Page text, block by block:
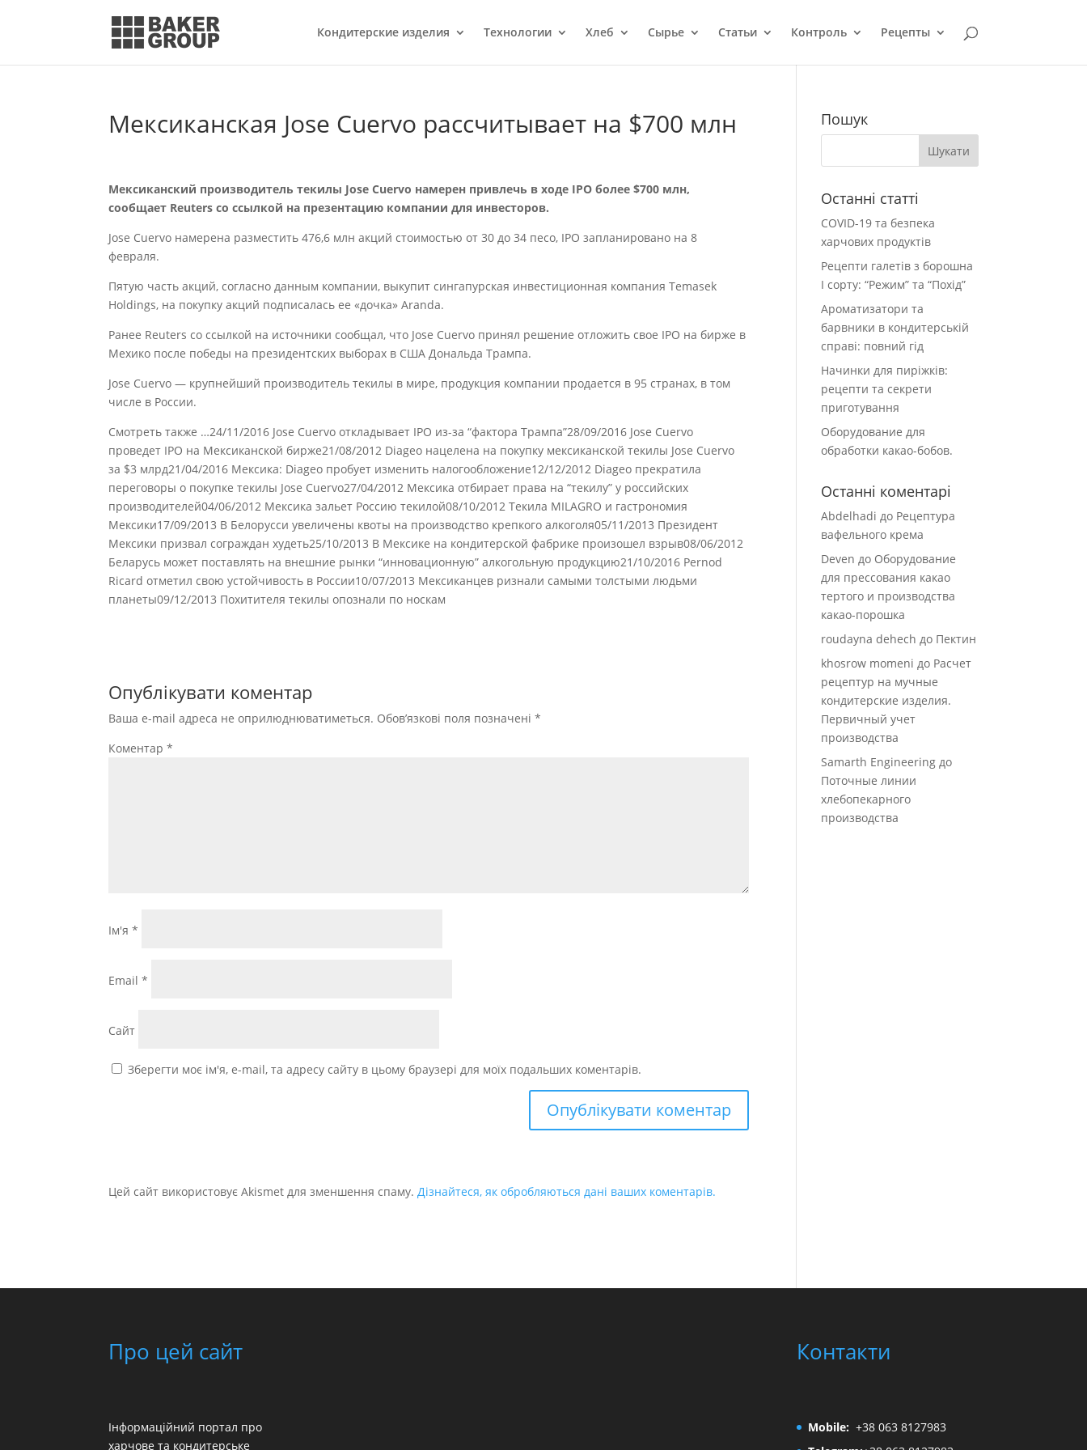
Кондитерcкие изделия Технологии Хлеб Сырье Статьи Контроль Рецепты
Мексиканская Jose Cuervo рассчитывает на $700 млн
Мексиканский производитель текилы Jose Cuervo намерен привлечь в ходе IPO более $700 млн,
сообщает Reuters со ссылкой на презентацию компании для инвесторов.
Jose Cuervo намерена разместить 476,6 млн акций стоимостью от 30 до 34 песо, IPO запланировано на 8
февраля.
Пятую часть акций, согласно данным компании, выкупит сингапурская инвестиционная компания Temasek
Holdings, на покупку акций подписалась ее «дочка» Aranda.
Ранее Reuters со ссылкой на источники сообщал, что Jose Cuervo принял решение отложить свое IPO на бирже в
Мехико после победы на президентских выборах в США Дональда Трампа.
Jose Cuervo — крупнейший производитель текилы в мире, продукция компании продается в 95 странах, в том
числе в России.
Смотреть также …24/11/2016 Jose Cuervo откладывает IPO из-за “фактора Трампа”28/09/2016 Jose Cuervo
проведет IPO на Мексиканской бирже21/08/2012 Diageo нацелена на покупку мексиканской текилы Jose Cuervo
за $3 млрд21/04/2016 Мексика: Diageo пробует изменить налогообложение12/12/2012 Diageo прекратила
переговоры о покупке текилы Jose Cuervo27/04/2012 Мексика отбирает права на “текилу” у российских
производителей04/06/2012 Мексика зальет Россию текилой08/10/2012 Текила MILAGRO и гастрономия
Мексики17/09/2013 В Белорусси увеличены квоты на производство крепкого алкоголя05/11/2013 Президент
Мексики призвал сограждан худеть25/10/2013 В Мексике на кондитерской фабрике произошел взрыв08/06/2012
Беларусь может поставлять на внешние рынки “инновационную” алкогольную продукцию21/10/2016 Pernod
Ricard отметил свою устойчивость в России10/07/2013 Мексиканцев ризнали самыми толстыми людьми
планеты09/12/2013 Похитителя текилы опознали по носкам
Опублікувати коментар
Ваша e-mail адреса не оприлюднюватиметься. Обов’язкові поля позначені*
Коментар*
Ім'я*
Email*
Сайт
Зберегти моє ім'я, e-mail, та адресу сайту в цьому браузері для моїх подальших коментарів.
Цей сайт використовує Akismet для зменшення спаму.Дізнайтеся, як обробляються дані ваших коментарів.
Пошук
Останні статті
COVID-19 та безпека
харчових продуктів
Рецепти галетів з борошна
І сорту: “Режим” та “Похід”
Ароматизатори та
барвники в кондитерській
справі: повний гід
Начинки для пиріжків:
рецепти та секрети
приготування
Оборудование для
обработки какао-бобов.
Останні коментарі
Abdelhadi до Рецептура
вафельного крема
Deven до Оборудование
для прессования какао
тертого и производства
какао-порошка
roudayna dehech до Пектин
khosrow momeni до Расчет
рецептур на мучные
кондитерские изделия.
Первичный учет
производства
Samarth Engineering до
Поточные линии
хлебопекарного
производства
Про цей сайт
Інформаційний портал про
харчове та кондитерське
Контакти
Mobile:+38 063 8127983